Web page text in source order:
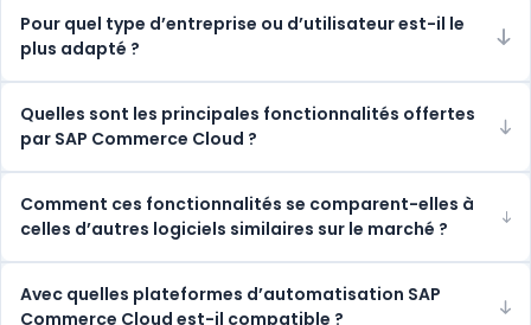
Pour quel type d’entreprise ou d’utilisateur est-il le
plus adapté ?
Quelles sont les principales fonctionnalités offertes
par SAP Commerce Cloud ?
Comment ces fonctionnalités se comparent-elles à
celles d’autres logiciels similaires sur le marché ?
Avec quelles plateformes d’automatisation SAP
Commerce Cloud est-il compatible ?